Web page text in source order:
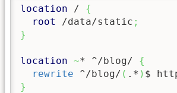
location / {
root
/data/static ;
}
location ~* ^/blog/ {
rewrite ^/blog/ ( .* ) $
}